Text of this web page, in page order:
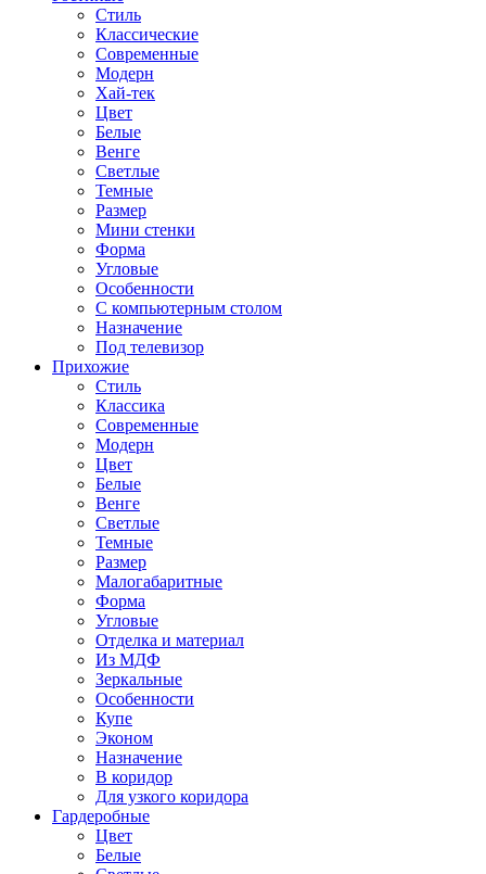
Стиль
Классические
Современные
Модерн
Хай-тек
Цвет
Белые
Венге
Светлые
Темные
Размер
Мини стенки
Форма
Угловые
Особенности
С компьютерным столом
Назначение
Под телевизор
Прихожие
Стиль
Классика
Современные
Модерн
Цвет
Белые
Венге
Светлые
Темные
Размер
Малогабаритные
Форма
Угловые
Отделка и материал
Из МДФ
Зеркальные
Особенности
Купе
Эконом
Назначение
В коридор
Для узкого коридора
Гардеробные
Цвет
Белые